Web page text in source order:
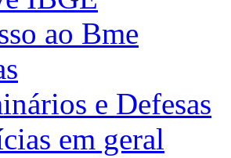
ao Bme
e Defesas
em geral